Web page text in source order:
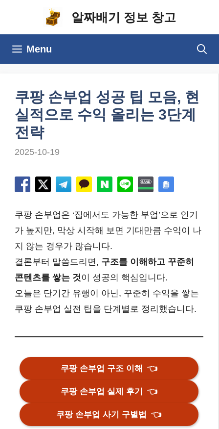
알짜배기 정보 창고
Menu
쿠팡 손부업 성공 팁 모음, 현
실적으로 수익 올리는 3단계
전략
2025-10-19
쿠팡 손부업은 ‘집에서도 가능한 부업’으로 인기
가 높지만, 막상 시작해 보면 기대만큼 수익이 나
지 않는 경우가 많습니다.
결론부터 말씀드리면, 구조를 이해하고 꾸준히
콘텐츠를 쌓는 것이 성공의 핵심입니다.
오늘은 단기간 유행이 아닌, 꾸준히 수익을 쌓는
쿠팡 손부업 실전 팁을 단계별로 정리했습니다.
쿠팡 손부업 구조 이해👈
쿠팡 손부업 실제 후기👈
쿠팡 손부업 사기 구별법👈